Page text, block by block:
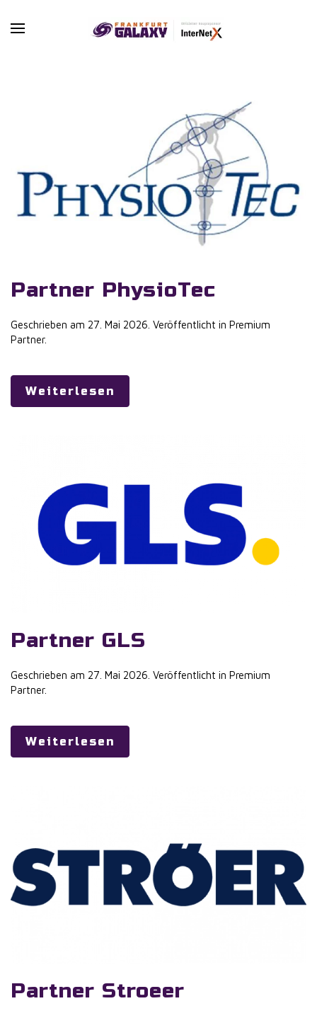
Skip to main content
Partner PhysioTec
Geschrieben am 27. Mai 2026 . Veröffentlicht in Premium
Partner.
Weiterlesen
Partner GLS
Geschrieben am 27. Mai 2026 . Veröffentlicht in Premium
Partner.
Weiterlesen
Partner Stroeer